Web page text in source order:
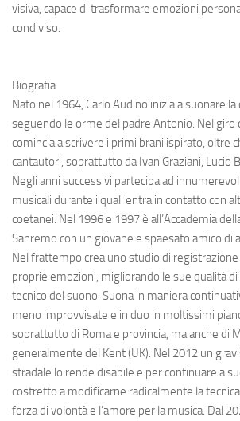
visiva, capace di trasformare emozioni
condiviso.
Biografia
Nato nel 1964, Carlo Audino inizia a suonare
seguendo le orme del padre Antonio. Nel giro
comincia a scrivere i primi brani ispirato, oltre
cantautori, soprattutto da Ivan Graziani, Lucio
Negli anni successivi partecipa ad
musicali durante i quali entra in contatto con
coetanei. Nel 1996 e 1997 è all’Accademia
Sanremo con un giovane e spaesato amico di
Nel frattempo crea uno studio di
proprie emozioni, migliorando le sue qualità
tecnico del suono. Suona in maniera
meno improvvisate e in duo in moltissimi
soprattutto di Roma e provincia, ma anche di
generalmente del Kent (UK). Nel 2012 un
stradale lo rende disabile e per continuare a
costretto a modificarne radicalmente la
forza di volontà e l’amore per la musica. Dal